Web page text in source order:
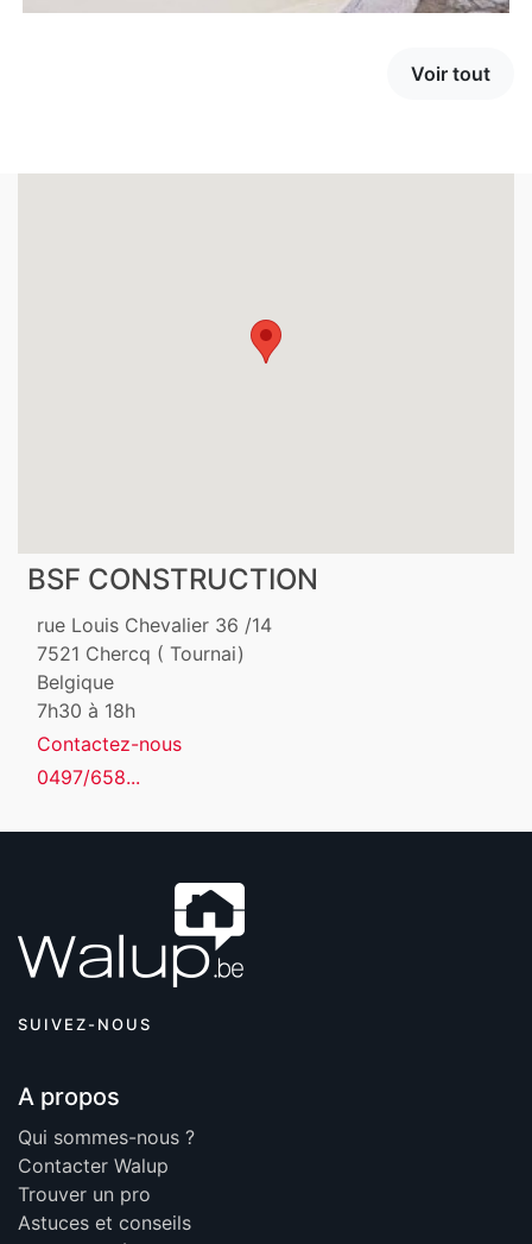
Voir tout
BSF CONSTRUCTION
rue Louis Chevalier 36 /14
7521 Chercq ( Tournai)
Belgique
7h30 à 18h
Contactez-nous
0497/658...
SUIVEZ-NOUS
A propos
Qui sommes-nous ?
Contacter Walup
Trouver un pro
Astuces et conseils